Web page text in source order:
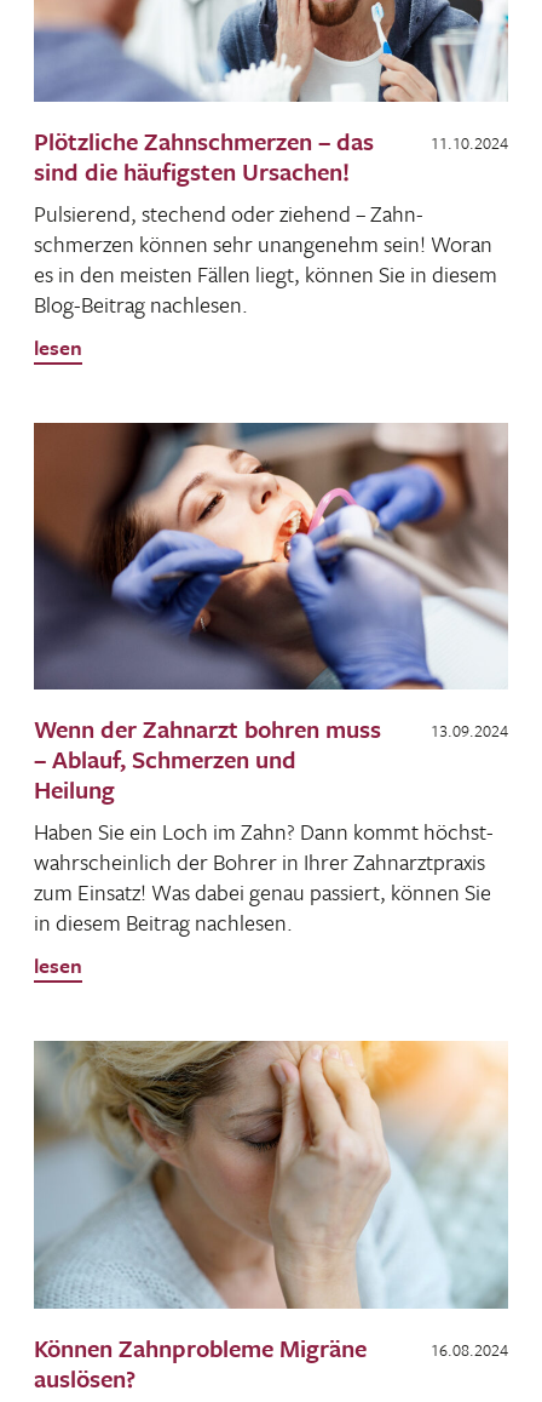
11.10.2024
Plötzliche Zahnschmerzen – das
sind die häufigsten Ursachen!
Pulsie­rend, stechend oder ziehend – Zahn­
schmerzen können sehr unan­ge­nehm sein! Woran
es in den meisten Fällen liegt, können Sie in diesem
Blog-Beitrag nachlesen.
lesen
13.09.2024
Wenn der Zahnarzt bohren muss
– Ablauf, Schmerzen und
Heilung
Haben Sie ein Loch im Zahn? Dann kommt höchst­
wahr­schein­lich der Bohrer in Ihrer Zahn­arzt­praxis
zum Einsatz! Was dabei genau passiert, können Sie
in diesem Beitrag nachlesen.
lesen
16.08.2024
Können Zahnprobleme Migräne
auslösen?